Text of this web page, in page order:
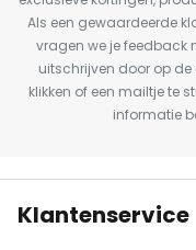
Als een gewaardeerde
vragen we je feedback
uitschrijven door op
klikken of een mailtje te
informatie
Klantenservice